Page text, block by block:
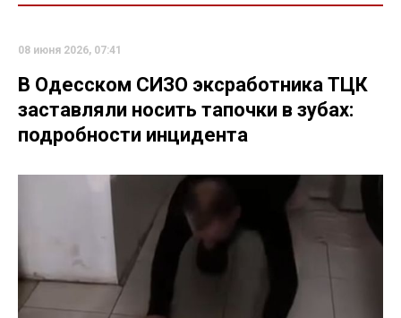
08 июня 2026, 07:41
В Одесском СИЗО эксработника ТЦК
заставляли носить тапочки в зубах:
подробности инцидента